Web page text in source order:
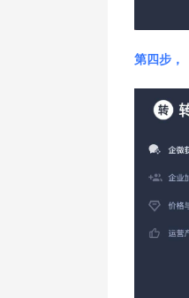
第四步，